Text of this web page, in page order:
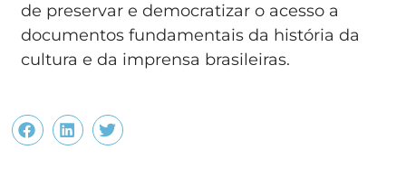
de preservar e democratizar o acesso a
documentos fundamentais da história da
cultura e da imprensa brasileiras.